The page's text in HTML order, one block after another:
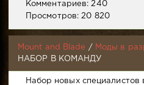
Комментариев: 240
Просмотров: 20 820
Mount and Blade /
Моды в
НАБОР В КОМАНДУ
Набор новых специалистов